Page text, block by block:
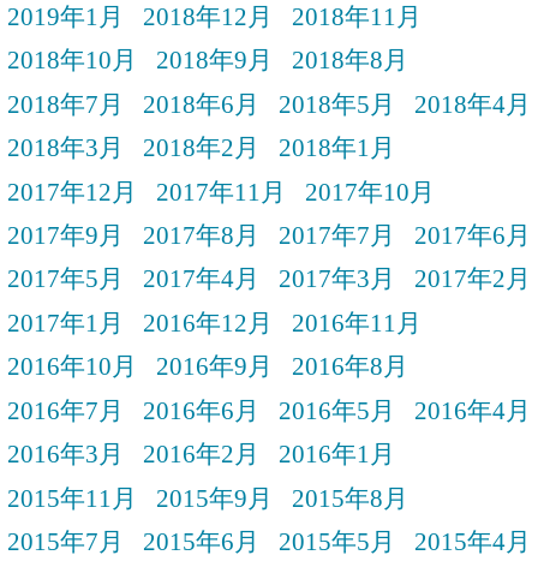
2019年1月
2018年12月
2018年11月
2018年10月
2018年9月
2018年8月
2018年7月
2018年6月 2018年5月
2018年4月
2018年3月
2018年2月
2018年1月
2017年12月
2017年11月
2017年10月
2017年9月
2017年8月 2017年7月
2017年6月
2017年5月
2017年4月 2017年3月
2017年2月
2017年1月
2016年12月
2016年11月
2016年10月
2016年9月
2016年8月
2016年7月
2016年6月 2016年5月
2016年4月
2016年3月
2016年2月
2016年1月
2015年11月
2015年9月
2015年8月
2015年7月
2015年6月 2015年5月
2015年4月